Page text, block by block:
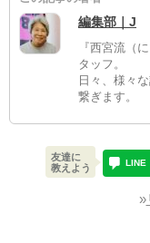
編集部｜J
『西宮流（
タッフ。
日々、様々
繋ぎます。
友達に
教えよう
LINE
»